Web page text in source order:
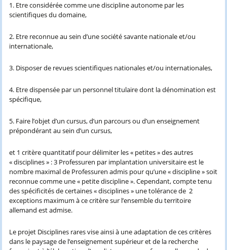
1. Etre considérée comme une discipline autonome par les
scientifiques du domaine,
2. Etre reconnue au sein d’une société savante nationale et/ou
internationale,
3. Disposer de revues scientifiques nationales et/ou internationales,
4. Etre dispensée par un personnel titulaire dont la dénomination est
spécifique,
5. Faire l’objet d’un cursus, d’un parcours ou d’un enseignement
prépondérant au sein d’un cursus,
et 1 critère quantitatif pour délimiter les « petites » des autres
« disciplines » : 3 Professuren par implantation universitaire est le
nombre maximal de Professuren admis pour qu’une « discipline » soit
reconnue comme une « petite discipline ». Cependant, compte tenu
des spécificités de certaines « disciplines » une tolérance de 2
exceptions maximum à ce critère sur l’ensemble du territoire
allemand est admise.
Le projet Disciplines rares vise ainsi à une adaptation de ces critères
dans le paysage de l’enseignement supérieur et de la recherche